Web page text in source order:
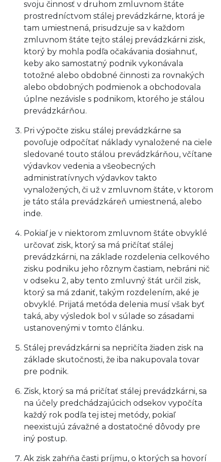
svoju činnosť v druhom zmluvnom štáte
prostredníctvom stálej prevádzkárne, ktorá je
tam umiestnená, prisudzuje sa v každom
zmluvnom štáte tejto stálej prevádzkárni zisk,
ktorý by mohla podľa očakávania dosiahnuť,
keby ako samostatný podnik vykonávala
totožné alebo obdobné činnosti za rovnakých
alebo obdobných podmienok a obchodovala
úplne nezávisle s podnikom, ktorého je stálou
prevádzkárňou.
Pri výpočte zisku stálej prevádzkárne sa
povoľuje odpočítať náklady vynaložené na ciele
sledované touto stálou prevádzkárňou, včítane
výdavkov vedenia a všeobecných
administratívnych výdavkov takto
vynaložených, či už v zmluvnom štáte, v ktorom
je táto stála prevádzkáreň umiestnená, alebo
inde.
Pokiaľ je v niektorom zmluvnom štáte obvyklé
určovať zisk, ktorý sa má pričítať stálej
prevádzkárni, na základe rozdelenia celkového
zisku podniku jeho rôznym častiam, nebráni nič
v odseku 2, aby tento zmluvný štát určil zisk,
ktorý sa má zdaniť, takým rozdelením, aké je
obvyklé. Prijatá metóda delenia musí však byť
taká, aby výsledok bol v súlade so zásadami
ustanovenými v tomto článku.
Stálej prevádzkárni sa nepričíta žiaden zisk na
základe skutočnosti, že iba nakupovala tovar
pre podnik.
Zisk, ktorý sa má pričítať stálej prevádzkárni, sa
na účely predchádzajúcich odsekov vypočíta
každý rok podľa tej istej metódy, pokiaľ
neexistujú závažné a dostatočné dôvody pre
iný postup.
Ak zisk zahŕňa časti príjmu, o ktorých sa hovorí